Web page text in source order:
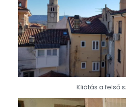
Kliátás a felső